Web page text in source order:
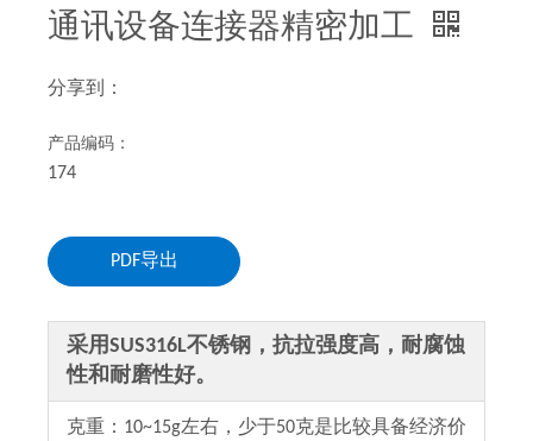
通讯设备连接器精密加工
分享到：
产品编码：
174
PDF导出
采用SUS316L不锈钢，抗拉强度高，耐腐蚀
性和耐磨性好。
克重：10~15g左右，少于50克是比较具备经济价